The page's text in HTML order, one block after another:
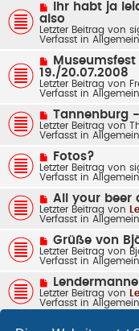
a
g
B
e
i
t
g
e
u
e
r
B
e
i
t
r
g
Ihr habt ja
also
Letzter Beitrag von
Verfasst in
e
u
e
r
B
i
t
g
19./20.07.2008
Letzter Beitrag von
Verfasst in
N
e
u
B
e
i
a
g
Tannenburg
Letzter Beitrag von
Verfasst in
e
u
B
e
i
a
g
Fotos?
Letzter Beitrag von
Verfasst in
N
e
u
B
e
i
a
g
All your beer
Letzter Beitrag von
Verfasst in
N
e
u
B
e
i
Grüße von
Letzter Beitrag von
Verfasst in
e
u
e
B
Letzter Beitrag von
Verfasst in